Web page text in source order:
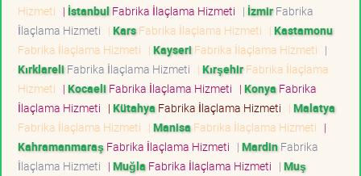
Hizmeti | İstanbul Fabrika İlaçlama Hizmeti | İzmirFabrika
İlaçlama Hizmeti | KarsFabrika İlaçlama Hizmeti | Kastamonu
Fabrika İlaçlama Hizmeti | Kayseri Fabrika İlaçlama Hizmeti |
Kırklareli Fabrika İlaçlama Hizmeti | KırşehirFabrika İlaçlama
Hizmeti | Kocaeli Fabrika İlaçlama Hizmeti | Konya Fabrika
İlaçlama Hizmeti | Kütahya Fabrika İlaçlama Hizmeti | Malatya
Fabrika İlaçlama Hizmeti | Manisa Fabrika İlaçlama Hizmeti |
Kahramanmaraş Fabrika İlaçlama Hizmeti | MardinFabrika
İlaçlama Hizmeti | Muğla Fabrika İlaçlama Hizmeti | Muş